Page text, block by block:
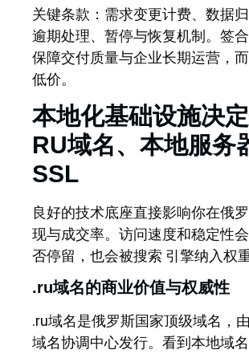
关键条款： 需求变更计费、数据
逾期处理、暂停与恢复机制。签
保障交付质量与企业长期运营，
低价。
本地化基础设施决定
RU域名、本地服务
SSL
良好的技术底座直接影响你在俄
现与成交率。 访问速度和稳定性
否停留，也会被搜索 引擎纳入权重
.ru域名的商业价值与权威性
.ru域名是俄罗斯国家顶级域名，
域名协调中心发行。看到本地域